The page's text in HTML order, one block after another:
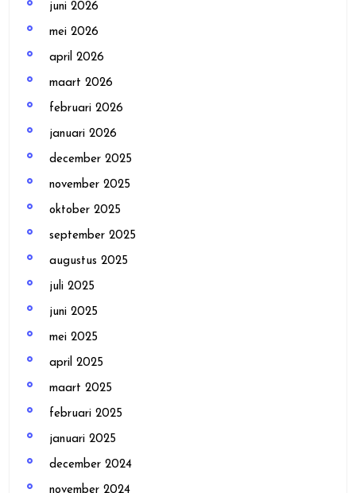
juni 2026
mei 2026
april 2026
maart 2026
februari 2026
januari 2026
december 2025
november 2025
oktober 2025
september 2025
augustus 2025
juli 2025
juni 2025
mei 2025
april 2025
maart 2025
februari 2025
januari 2025
december 2024
november 2024